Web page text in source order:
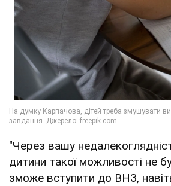
"Через вашу
дитини такої можливості не
зможе вступити до ВНЗ,